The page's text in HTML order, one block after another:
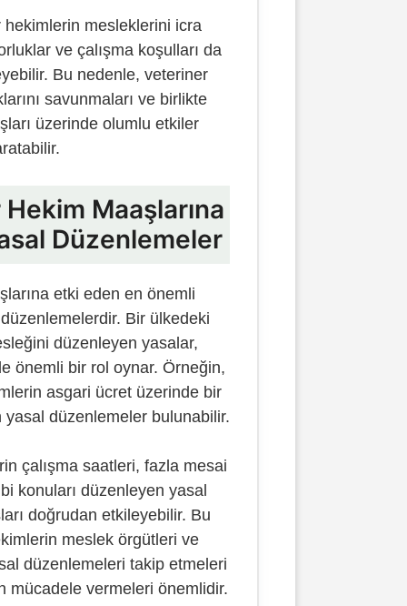
mesleklerini icra
ve çalışma koşulları da
Bu nedenle, veteriner
savunmaları ve birlikte
üzerinde olumlu etkiler
Maaşlarına
Düzenlemeler
etki eden en önemli
Bir ülkedeki
düzenleyen yasalar,
önemli bir rol oynar. Örneğin,
asgari ücret üzerinde bir
yasal düzenlemeler bulunabilir.
çalışma saatleri, fazla mesai
konuları düzenleyen yasal
doğrudan etkileyebilir. Bu
meslek örgütleri ve
düzenlemeleri takip etmeleri
mücadele vermeleri önemlidir.